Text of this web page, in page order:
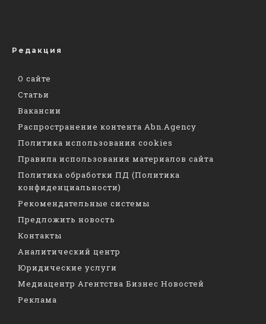
Редакция
О сайте
Статьи
Вакансии
Распространение контента Abn.Agency
Политика использования cookies
Правила использования материалов сайта
Политика обработки ПД (Политика
конфиденциальности)
Рекомендательные системы
Предложить новость
Контакты
Аналитический центр
Юридические услуги
Медиацентр Агентства Бизнес Новостей
Реклама